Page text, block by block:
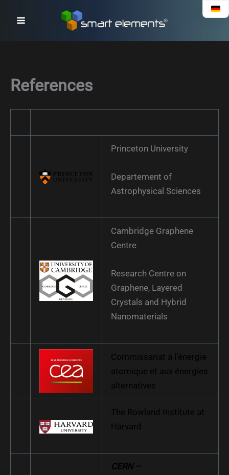
References
Princeton University
Departement of
Astrophysical Sciences
Cambridge Graphene
Centre
Research Centre on
Graphene, Layered
Crystals and Hybrid
Nanomaterials
Commissariat à l’énergie
atomique et aux énergies
alternatives
The Rowland Institute at
Harvard
CERN –